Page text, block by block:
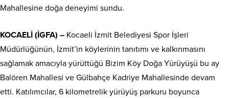
Mahallesine doğa deneyimi sundu.
KOCAELİ (İGFA) – Kocaeli İzmit Belediyesi Spor İşleri
Müdürlüğünün, İzmit’in köylerinin tanıtımı ve kalkınmasını
sağlamak amacıyla yürüttüğü Bizim Köy Doğa Yürüyüşü bu ay
Balören Mahallesi ve Gülbahçe Kadriye Mahallesinde devam
etti. Katılımcılar, 6 kilometrelik yürüyüş parkuru boyunca